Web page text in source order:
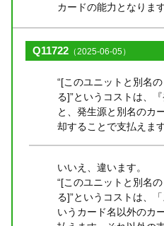
カードの能力となりま
Q11722 （2025-06-05）
“[このユニットと別名
る]”というコストは、
と、発生源と別名のカ
却することで支払えま
いいえ、違います。
“[このユニットと別名
る]”というコストは、
いうカード名以外のカ